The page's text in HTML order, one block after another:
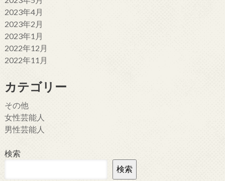
2023年4月
2023年2月
2023年1月
2022年12月
2022年11月
カテゴリー
その他
女性芸能人
男性芸能人
検索
検索